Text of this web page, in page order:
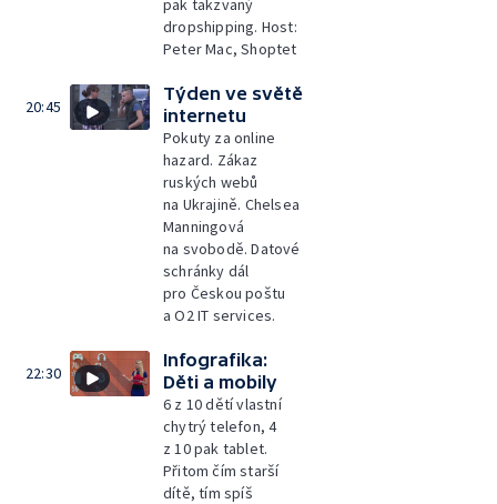
pak takzvaný
dropshipping. Host:
Peter Mac, Shoptet
20:45
Týden ve světě
internetu
Pokuty za online
hazard. Zákaz
ruských webů
na Ukrajině. Chelsea
Manningová
na svobodě. Datové
schránky dál
pro Českou poštu
a O2 IT services.
22:30
Infografika:
Děti a mobily
6 z 10 dětí vlastní
chytrý telefon, 4
z 10 pak tablet.
Přitom čím starší
dítě, tím spíš